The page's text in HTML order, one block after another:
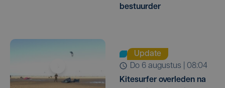
bestuurder
Update
do 6 augustus | 08:04
Kitesurfer overleden na